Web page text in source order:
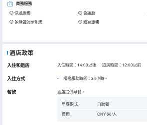
商務服務
快遞服務 會議廳
多媒體演示系統 婚宴服務
酒店政策
入住和退房 入住時間：14:00以後 退房時間：12:00以前
入住方式 櫃枱服務時間：24小時。
餐飲 酒店提供早餐。
早餐形式
自助餐
費用
CNY 68/人